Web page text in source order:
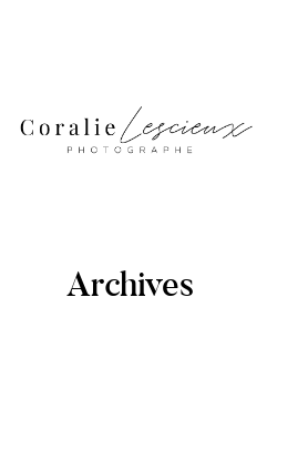
Archives